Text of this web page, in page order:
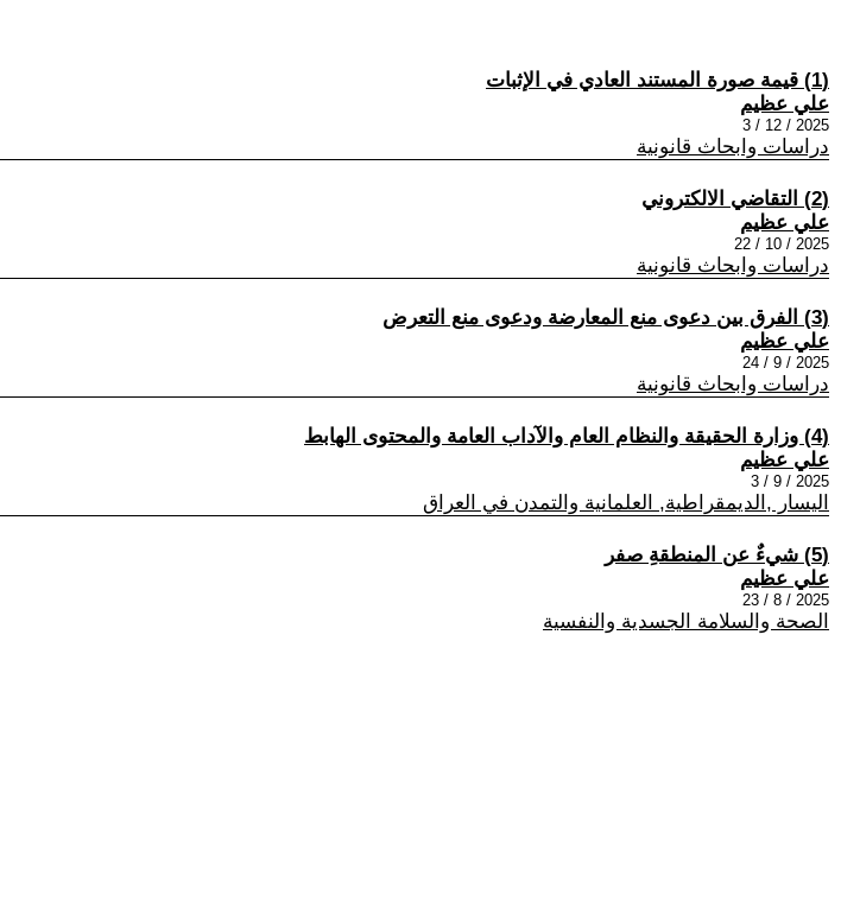
(1) قيمة صورة المستند العادي في الإثبات
علي عظيم
2025 / 12 / 3
دراسات وابحاث قانونية
(2) التقاضي الالكتروني
علي عظيم
2025 / 10 / 22
دراسات وابحاث قانونية
(3) الفرق بين دعوى منع المعارضة ودعوى منع التعرض
علي عظيم
2025 / 9 / 24
دراسات وابحاث قانونية
(4) وزارة الحقيقة والنظام العام والآداب العامة والمحتوى الهابط
علي عظيم
2025 / 9 / 3
اليسار ,الديمقراطية, العلمانية والتمدن في العراق
(5) شيءٌ عن المنطقةِ صفر
علي عظيم
2025 / 8 / 23
الصحة والسلامة الجسدية والنفسية